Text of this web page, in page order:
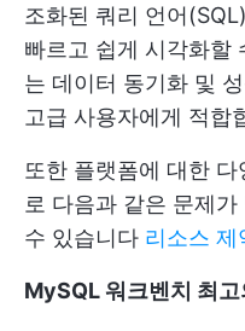
조화된 쿼리 언어
빠르고 쉽게 시각화할
는 데이터 동기화 및
고급 사용자에게 적합
또한 플랫폼에 대한
로 다음과 같은 문제
수 있습니다 리소스 제
MySQL 워크벤치 최고